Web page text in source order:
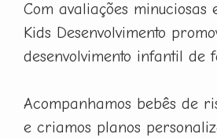
Com avaliações
Kids Desenvolvimento
desenvolvimento infantil de
Acompanhamos bebês de
e criamos planos